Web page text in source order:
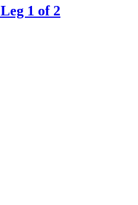
1 of 2